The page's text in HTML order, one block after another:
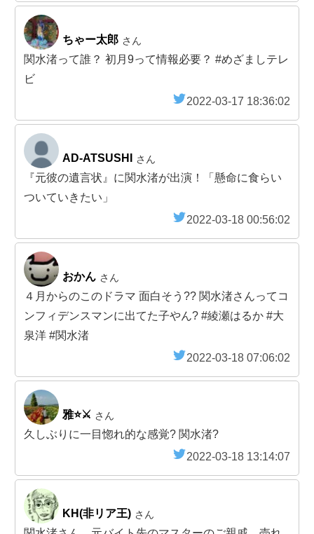
ちゃー太郎 さん
関水渚って誰？ 初月9って情報必要？ #めざましテレ
ビ
2022-03-17 18:36:02
AD-ATSUSHI さん
『元彼の遺言状』に関水渚が出演！「懸命に食らい
ついていきたい」
2022-03-18 00:56:02
おかん さん
４月からのこのドラマ 面白そう?? 関水渚さんってコ
ンフィデンスマンに出てた子やん? #綾瀬はるか #大
泉洋 #関水渚
2022-03-18 07:06:02
雅⭐⚔️ さん
久しぶりに一目惚れ的な感覚? 関水渚?
2022-03-18 13:14:07
KH(非リア王) さん